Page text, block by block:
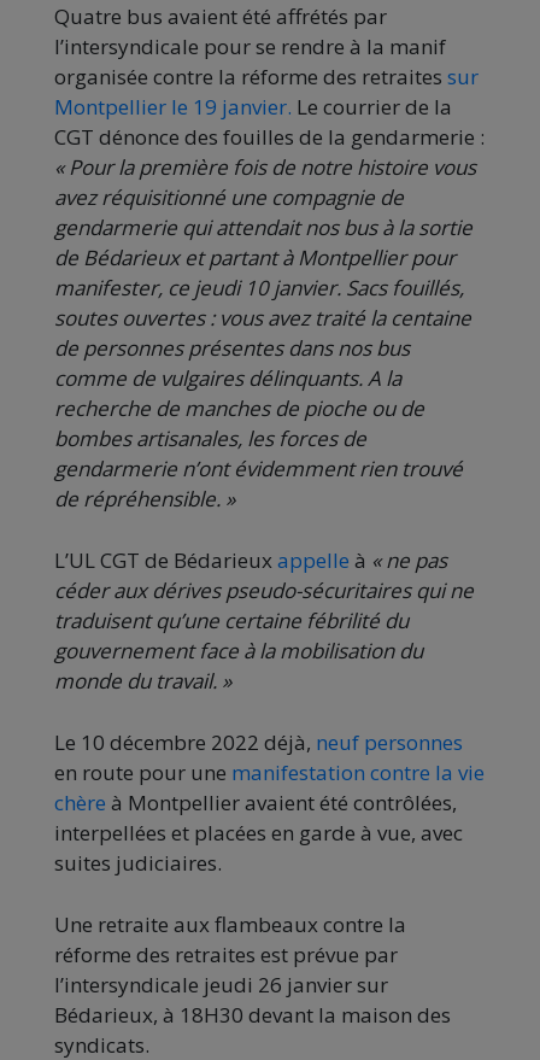
Quatre bus avaient été affrétés par
l’intersyndicale pour se rendre à la manif
organisée contre la réforme des retraites sur
Montpellier le 19 janvier. Le courrier de la
CGT dénonce des fouilles de la gendarmerie :
« Pour la première fois de notre histoire vous
avez réquisitionné une compagnie de
gendarmerie qui attendait nos bus à la sortie
de Bédarieux et partant à Montpellier pour
manifester, ce jeudi 10 janvier. Sacs fouillés,
soutes ouvertes : vous avez traité la centaine
de personnes présentes dans nos bus
comme de vulgaires délinquants. A la
recherche de manches de pioche ou de
bombes artisanales, les forces de
gendarmerie n’ont évidemment rien trouvé
de répréhensible. »
L’UL CGT de Bédarieuxappelle à « ne pas
céder aux dérives pseudo-sécuritaires qui ne
traduisent qu’une certaine fébrilité du
gouvernement face à la mobilisation du
monde du travail. »
Le 10 décembre 2022 déjà, neuf personnes
en route pour une manifestation contre la vie
chère à Montpellier avaient été contrôlées,
interpellées et placées en garde à vue, avec
suites judiciaires.
Une retraite aux flambeaux contre la
réforme des retraites est prévue par
l’intersyndicale jeudi 26 janvier sur
Bédarieux, à 18H30 devant la maison des
syndicats.